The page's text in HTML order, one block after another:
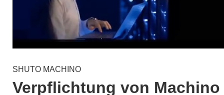
SHUTO MACHINO
Verpflichtung von Machino